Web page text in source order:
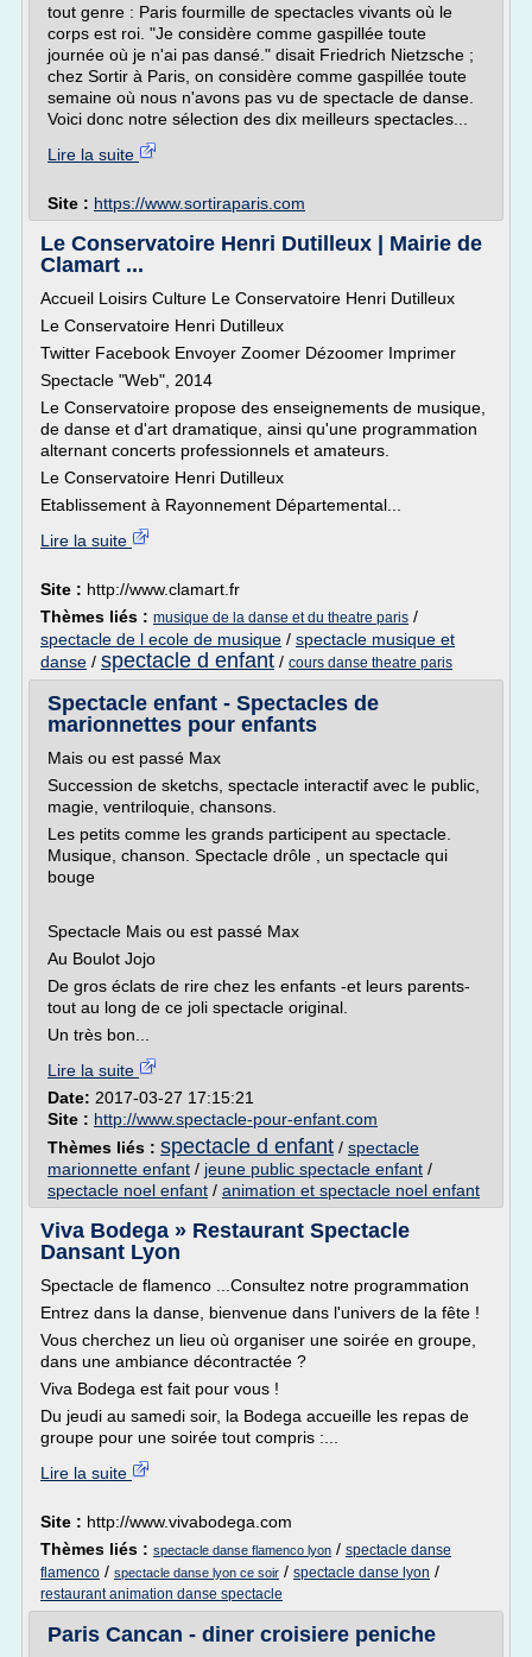
tout genre : Paris fourmille de spectacles vivants où le
corps est roi. "Je considère comme gaspillée toute
journée où je n'ai pas dansé." disait Friedrich Nietzsche ;
chez Sortir à Paris, on considère comme gaspillée toute
semaine où nous n'avons pas vu de spectacle de danse.
Voici donc notre sélection des dix meilleurs spectacles...
Lire la suite
Site : https://www.sortiraparis.com
Le Conservatoire Henri Dutilleux | Mairie de
Clamart ...
Accueil Loisirs Culture Le Conservatoire Henri Dutilleux
Le Conservatoire Henri Dutilleux
Twitter Facebook Envoyer Zoomer Dézoomer Imprimer
Spectacle "Web", 2014
Le Conservatoire propose des enseignements de musique,
de danse et d'art dramatique, ainsi qu'une programmation
alternant concerts professionnels et amateurs.
Le Conservatoire Henri Dutilleux
Etablissement à Rayonnement Départemental...
Lire la suite
Site : http://www.clamart.fr
Thèmes liés : musique de la danse et du theatre paris /
spectacle de l ecole de musique / spectacle musique et
danse / spectacle d enfant / cours danse theatre paris
Spectacle enfant - Spectacles de
marionnettes pour enfants
Mais ou est passé Max
Succession de sketchs, spectacle interactif avec le public,
magie, ventriloquie, chansons.
Les petits comme les grands participent au spectacle.
Musique, chanson. Spectacle drôle , un spectacle qui
bouge
Spectacle Mais ou est passé Max
Au Boulot Jojo
De gros éclats de rire chez les enfants -et leurs parents-
tout au long de ce joli spectacle original.
Un très bon...
Lire la suite
Date: 2017-03-27 17:15:21
Site : http://www.spectacle-pour-enfant.com
Thèmes liés : spectacle d enfant / spectacle
marionnette enfant / jeune public spectacle enfant /
spectacle noel enfant / animation et spectacle noel enfant
Viva Bodega » Restaurant Spectacle
Dansant Lyon
Spectacle de flamenco ...Consultez notre programmation
Entrez dans la danse, bienvenue dans l'univers de la fête !
Vous cherchez un lieu où organiser une soirée en groupe,
dans une ambiance décontractée ?
Viva Bodega est fait pour vous !
Du jeudi au samedi soir, la Bodega accueille les repas de
groupe pour une soirée tout compris :...
Lire la suite
Site : http://www.vivabodega.com
Thèmes liés : spectacle danse flamenco lyon / spectacle danse
flamenco / spectacle danse lyon ce soir / spectacle danse lyon /
restaurant animation danse spectacle
Paris Cancan - diner croisiere peniche